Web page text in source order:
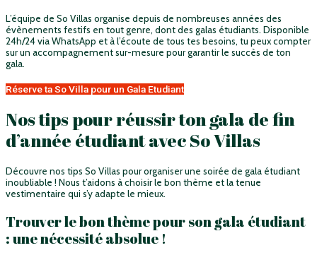
L’équipe de So Villas organise depuis de nombreuses années des
évènements festifs en tout genre, dont des galas étudiants. Disponible
24h/24 via WhatsApp et à l’écoute de tous tes besoins, tu peux compter
sur un accompagnement sur-mesure pour garantir le succès de ton
gala.
Réserve ta So Villa pour un Gala Etudiant
Nos tips pour réussir ton gala de fin
d’année étudiant avec So Villas
Découvre nos tips So Villas pour organiser une soirée de gala étudiant
inoubliable ! Nous t’aidons à choisir le bon thème et la tenue
vestimentaire qui s’y adapte le mieux.
Trouver le bon thème pour son gala étudiant
: une nécessité absolue !